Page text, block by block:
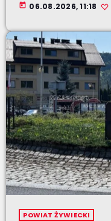
today 06.08.2026, 11:18
POWIAT ŻYWIECKI